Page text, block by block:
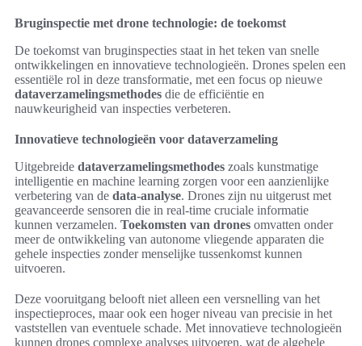
Bruginspectie met drone technologie: de toekomst
De toekomst van bruginspecties staat in het teken van snelle
ontwikkelingen en innovatieve technologieën. Drones spelen een
essentiële rol in deze transformatie, met een focus op nieuwe
dataverzamelingsmethodes die de efficiëntie en
nauwkeurigheid van inspecties verbeteren.
Innovatieve technologieën voor dataverzameling
Uitgebreide dataverzamelingsmethodes zoals kunstmatige
intelligentie en machine learning zorgen voor een aanzienlijke
verbetering van de data-analyse. Drones zijn nu uitgerust met
geavanceerde sensoren die in real-time cruciale informatie
kunnen verzamelen. Toekomsten van drones omvatten onder
meer de ontwikkeling van autonome vliegende apparaten die
gehele inspecties zonder menselijke tussenkomst kunnen
uitvoeren.
Deze vooruitgang belooft niet alleen een versnelling van het
inspectieproces, maar ook een hoger niveau van precisie in het
vaststellen van eventuele schade. Met innovatieve technologieën
kunnen drones complexe analyses uitvoeren, wat de algehele